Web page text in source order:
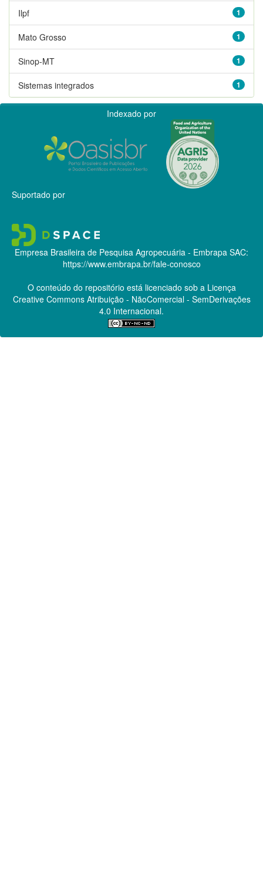
1
Ilpf
1
Mato Grosso
1
Sinop-MT
1
Sistemas integrados
Indexado por
Suportado por
Empresa Brasileira de Pesquisa Agropecuária - Embrapa SAC:
https://www.embrapa.br/fale-conosco
O conteúdo do repositório está licenciado sob a Licença
Creative CommonsAtribuição - NãoComercial - SemDerivações
4.0 Internacional.